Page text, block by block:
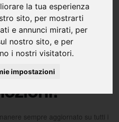
la tua esperienza
sito, per mostrarti
e annunci mirati, per
nostro sito, e per
i nostri visitatori.
impostazioninovità e
sempre aggiornato su tutti i